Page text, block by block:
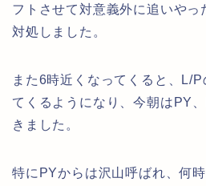
フトさせて対意義外に追いやっ
対処しました。
また6時近くなってくると、L/
てくるようになり、今朝はPY
きました。
特にPYからは沢山呼ばれ、何